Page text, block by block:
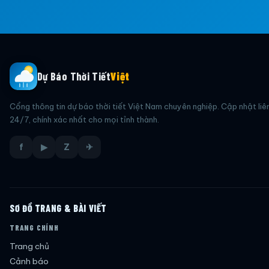
Dự Báo Thời TiếtViệt
Cổng thông tin dự báo thời tiết Việt Nam chuyên nghiệp. Cập nhật
24/7, chính xác nhất cho mọi tỉnh thành.
f ▶ Z ✈
SƠ ĐỒ TRANG & BÀI VIẾT
TRANG CHÍNH
Trang chủ
Cảnh báo